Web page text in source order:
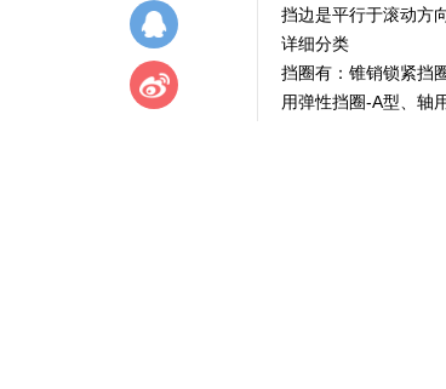
挡边是平行于滚动方
详细分类
挡圈有：锥销锁紧挡
用弹性挡圈-A型、轴